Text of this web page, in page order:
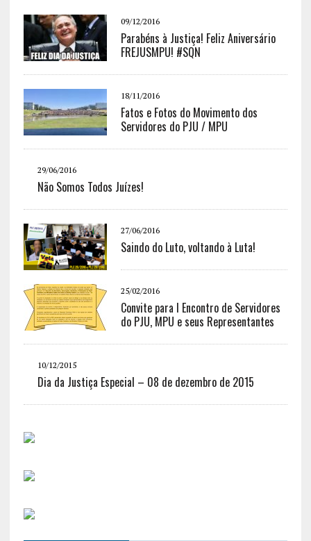
09/12/2016
Parabéns à Justiça! Feliz Aniversário
FREJUSMPU! #SQN
18/11/2016
Fatos e Fotos do Movimento dos
Servidores do PJU / MPU
29/06/2016
Não Somos Todos Juízes!
27/06/2016
Saindo do Luto, voltando à Luta!
25/02/2016
Convite para I Encontro de Servidores
do PJU, MPU e seus Representantes
10/12/2015
Dia da Justiça Especial – 08 de dezembro de 2015